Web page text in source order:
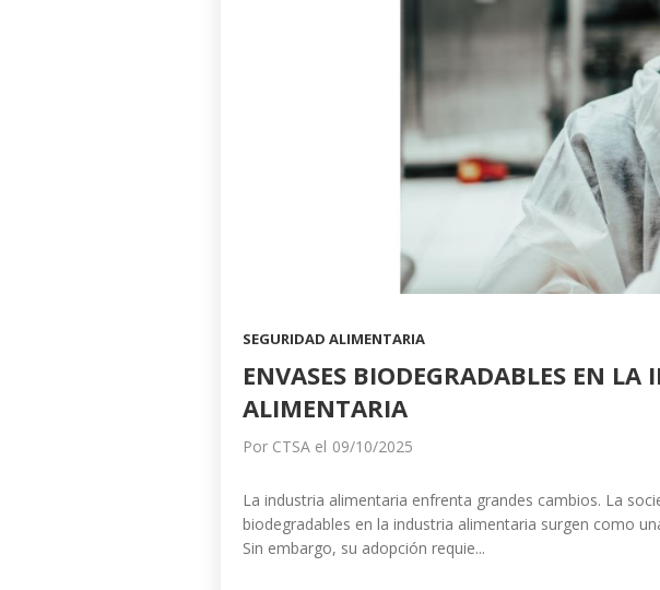
SEGURIDAD ALIMENTARIA
ENVASES BIODEGRADABLES EN LA
ALIMENTARIA
Por CTSAel 09/10/2025
La industria alimentaria enfrenta grandes cambios. La
biodegradables en la industria alimentaria surgen como
Sin embargo, su adopción requie...